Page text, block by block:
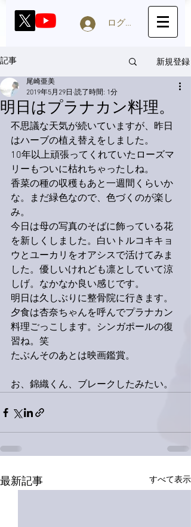
ログイン
記事 新規登録
明日はプラナカン料理。
尾崎亜美
2019年5月29日 読了時間: 1分
不思議な天気が続いていますが、昨日
はハーブの植え替えをしました。
10年以上頑張ってくれていたローズマ
リーもついに枯れちゃったしね。
香菜の種の収穫もあと一週間くらいか
な。まだ緑色なので、色づくのが楽し
み。
今日は母の写真のそばに飾っている花
を新しくしました。白いトルコキキョ
ウとユーカリをオアシスで活けてみま
した。優しいけれども凛としていて涼
しげ。なかなか良い感じです。
明日は久しぶりに整骨院に行きます。
夕食は杏奈ちゃんを呼んでプラナカン
料理ごっこします。シンガポールの復
習ね。笑
たぶんそのあとは映画鑑賞。
お、錦織くん、ブレークしたみたい。
最新記事 すべて表示